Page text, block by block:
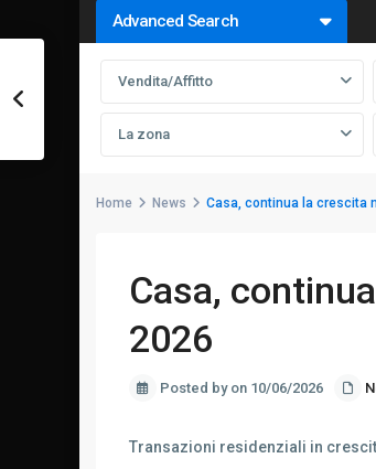
Advanced Search
Vendita/Affitto
La zona
Home News Casa, continua la crescita
Casa,
2026
Posted by on 10/06/2026
Transazioni residenziali in